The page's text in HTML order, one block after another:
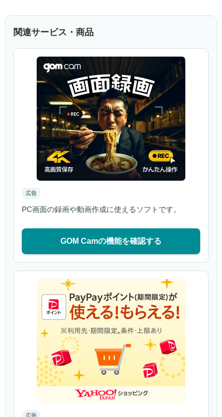
関連サービス・商品
広告
PC画面の録画や動画作成に使えるソフトです。
GOM Camの機能を確認する
広告